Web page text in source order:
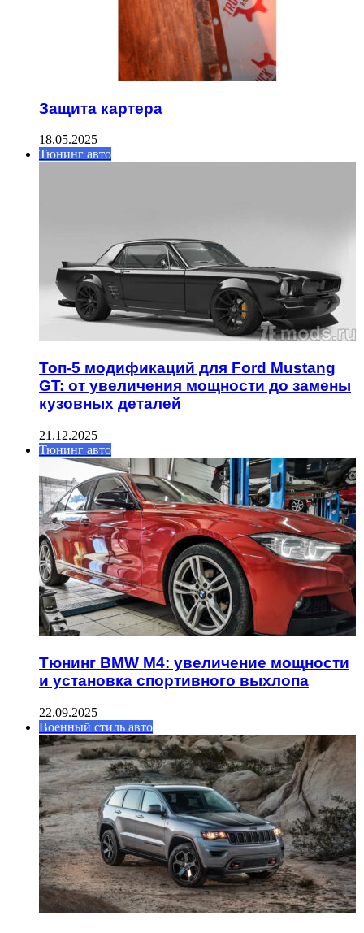
Защита картера
18.05.2025
Тюнинг авто
Топ-5 модификаций для Ford Mustang
GT: от увеличения мощности до замены
кузовных деталей
21.12.2025
Тюнинг авто
Тюнинг BMW M4: увеличение мощности
и установка спортивного выхлопа
22.09.2025
Военный стиль авто